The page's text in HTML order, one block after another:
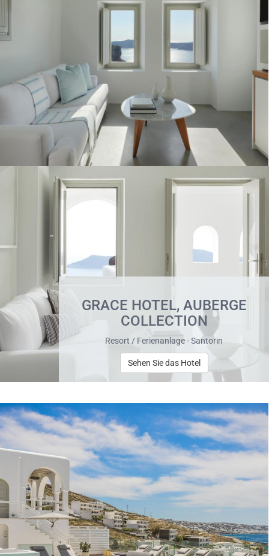
GRACE HOTEL, AUBERGE
COLLECTION
Resort / Ferienanlage - Santorin
Sehen Sie das Hotel